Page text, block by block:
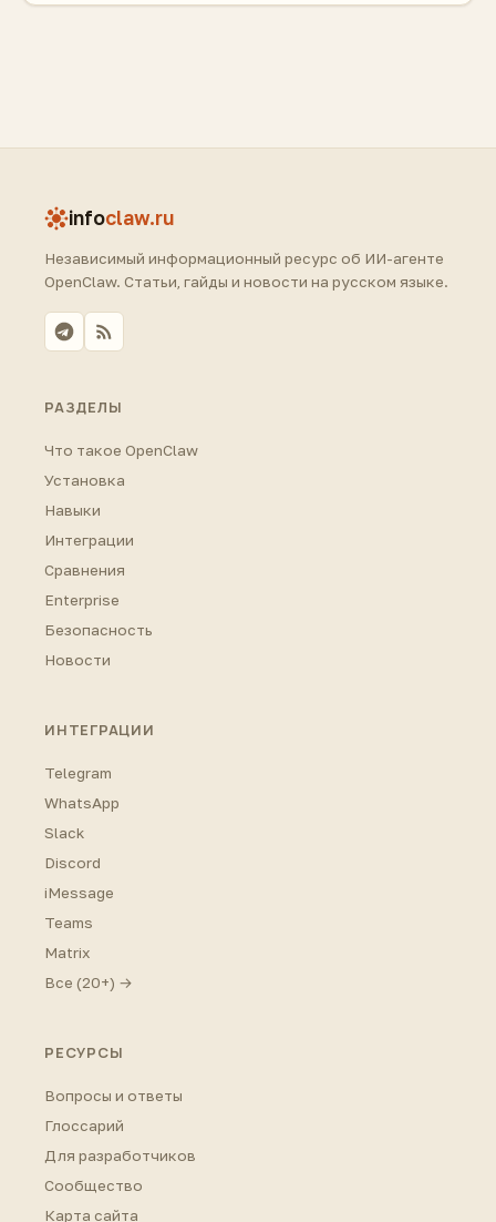
infoclaw.ru
Независимый информационный ресурс об ИИ-агенте
OpenClaw. Статьи, гайды и новости на русском языке.
РАЗДЕЛЫ
Что такое OpenClaw
Установка
Навыки
Интеграции
Сравнения
Enterprise
Безопасность
Новости
ИНТЕГРАЦИИ
Telegram
WhatsApp
Slack
Discord
iMessage
Teams
Matrix
Все (20+) →
РЕСУРСЫ
Вопросы и ответы
Глоссарий
Для разработчиков
Сообщество
Карта сайта